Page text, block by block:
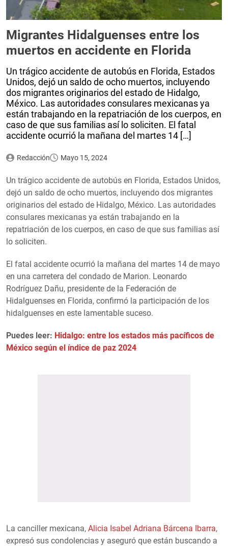
Migrantes Hidalguenses entre los
muertos en accidente en Florida
Un trágico accidente de autobús en Florida, Estados
Unidos, dejó un saldo de ocho muertos, incluyendo
dos migrantes originarios del estado de Hidalgo,
México. Las autoridades consulares mexicanas ya
están trabajando en la repatriación de los cuerpos, en
caso de que sus familias así lo soliciten. El fatal
accidente ocurrió la mañana del martes 14 […]
Redacción Mayo 15, 2024
Un trágico accidente de autobús en Florida, Estados Unidos,
dejó un saldo de ocho muertos, incluyendo dos migrantes
originarios del estado de Hidalgo, México. Las autoridades
consulares mexicanas ya están trabajando en la
repatriación de los cuerpos, en caso de que sus familias así
lo soliciten.
El fatal accidente ocurrió la mañana del martes 14 de mayo
en una carretera del condado de Marion. Leonardo
Rodríguez Dañu, presidente de la Federación de
Hidalguenses en Florida, confirmó la participación de los
hidalguenses en este lamentable suceso.
Puedes leer: Hidalgo: entre los estados más pacíficos de
México según el índice de paz 2024
La canciller mexicana, Alicia Isabel Adriana Bárcena Ibarra,
expresó sus condolencias y aseguró que están buscando a